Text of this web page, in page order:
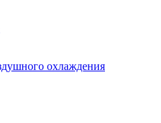
охлаждения